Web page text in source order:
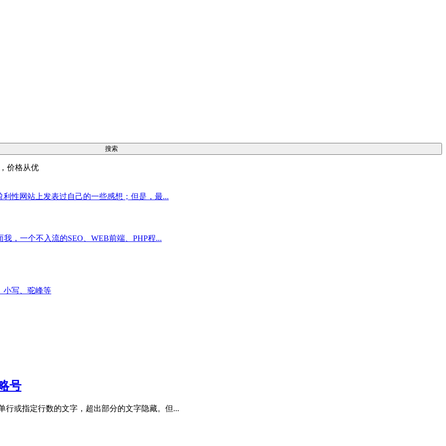
价格从优
性网站上发表过自己的一些感想；但是，最...
，一个不入流的SEO、WEB前端、PHP程...
小写、驼峰等
号
或指定行数的文字，超出部分的文字隐藏。但...